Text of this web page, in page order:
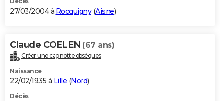
27/03/2004 à Rocquigny(Aisne)
Claude COELEN (67 ans)
Créer une cagnotte obsèques
Naissance
22/02/1935 à Lille (Nord)
Décès